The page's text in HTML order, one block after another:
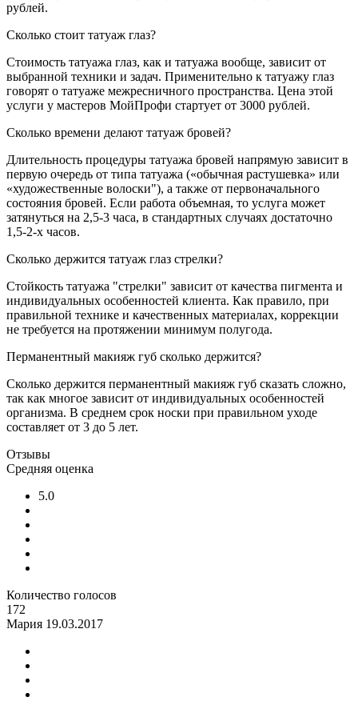
рублей.
Сколько стоит татуаж глаз?
Стоимость татуажа глаз, как и татуажа вообще, зависит от
выбранной техники и задач. Применительно к татуажу глаз
говорят о татуаже межресничного пространства. Цена этой
услуги у мастеров МойПрофи стартует от 3000 рублей.
Сколько времени делают татуаж бровей?
Длительность процедуры татуажа бровей напрямую зависит в
первую очередь от типа татуажа («обычная растушевка» или
«художественные волоски"), а также от первоначального
состояния бровей. Если работа объемная, то услуга может
затянуться на 2,5-3 часа, в стандартных случаях достаточно
1,5-2-х часов.
Сколько держится татуаж глаз стрелки?
Стойкость татуажа "стрелки" зависит от качества пигмента и
индивидуальных особенностей клиента. Как правило, при
правильной технике и качественных материалах, коррекции
не требуется на протяжении минимум полугода.
Перманентный макияж губ сколько держится?
Сколько держится перманентный макияж губ сказать сложно,
так как многое зависит от индивидуальных особенностей
организма. В среднем срок носки при правильном уходе
составляет от 3 до 5 лет.
Отзывы
Средняя оценка
5.0
Количество голосов
172
Мария 19.03.2017